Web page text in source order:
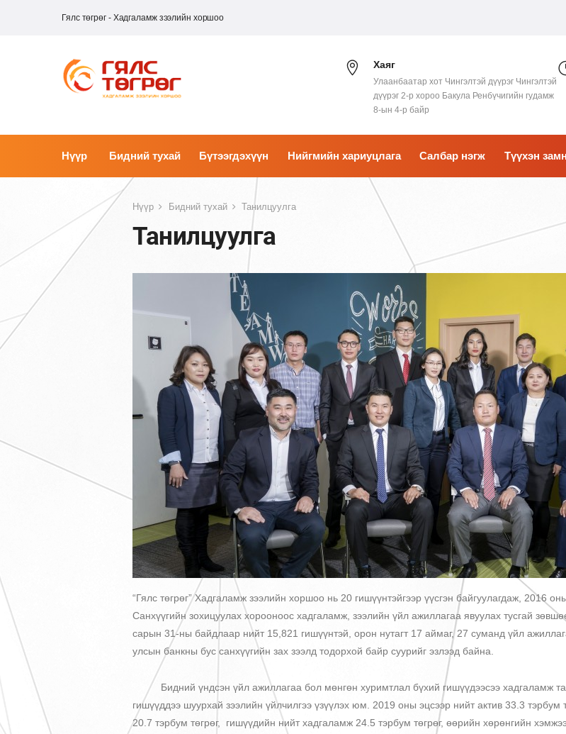
Гялс төгрөг - Хадгаламж зээлийн хоршоо
Хаяг
Улаанбаатар хот Чингэлтэй дүүрэг Чингэлтэй
дүүрэг 2-р хороо Бакула Ренбүчигийн гудамж
8-ын 4-р байр
Нүүр Бидний тухай Бүтээгдэхүүн Нийгмийн хариуцлага Салбар нэгж Түүхэн
Нүүр Бидний тухай Танилцуулга
Танилцуулга
“Гялс төгрөг” Хадгаламж зээлийн хоршоо нь 20 гишүүнтэйгээр үүсгэн байгуулагдаж, 2016
Санхүүгийн зохицуулах хорооноос хадгаламж, зээлийн үйл ажиллагаа явуулах тусгай
сарын 31-ны байдлаар нийт 15,821 гишүүнтэй, орон нутагт 17 аймаг, 27 суманд үйл
улсын банкны бус санхүүгийн зах зээлд тодорхой байр суурийг эзлээд байна.
Бидний үндсэн үйл ажиллагаа бол мөнгөн хуримтлал бүхий гишүүдээсээ хадгаламж
гишүүддээ шуурхай зээлийн үйлчилгээ үзүүлэх юм. 2019 оны эцсээр нийт актив 33.3 тэрбум
20.7 тэрбум төгрөг, гишүүдийн нийт хадгаламж 24.5 тэрбум төгрөг, өөрийн хөрөнгийн